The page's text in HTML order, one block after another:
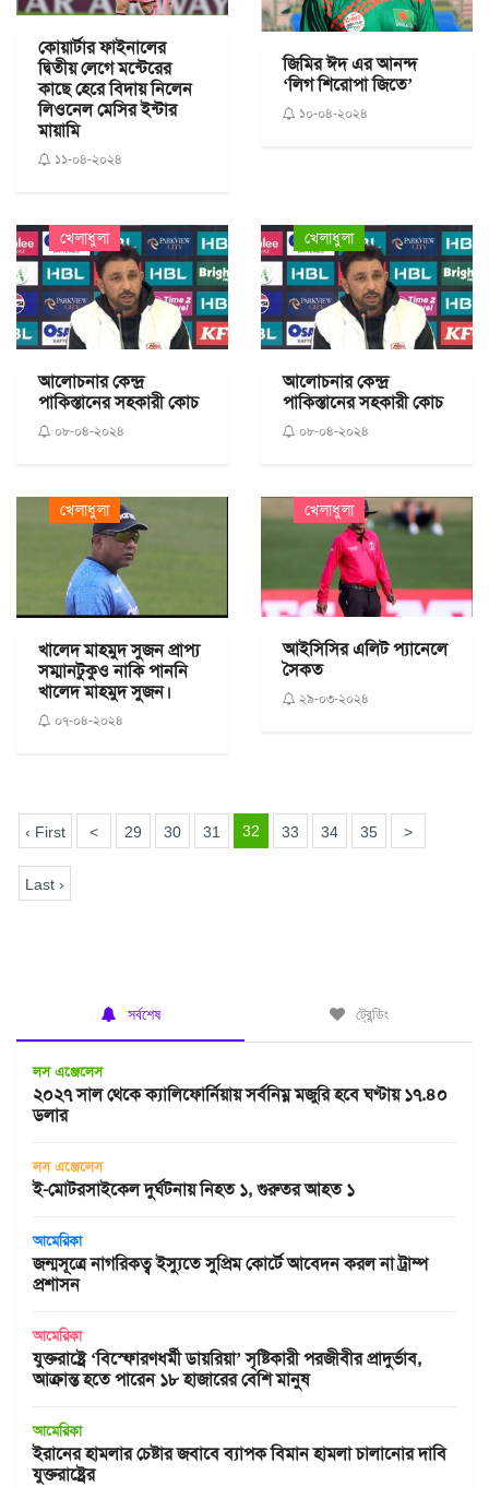
কোয়ার্টার ফাইনালের
দ্বিতীয় লেগে মন্টেরের
কাছে হেরে বিদায় নিলেন
লিওনেল মেসির ইন্টার
মায়ামি
১১-০৪-২০২৪
জিমির ঈদ এর আনন্দ
‘লিগ শিরোপা জিতে’
১০-০৪-২০২৪
খেলাধুলা
আলোচনার কেন্দ্র
পাকিস্তানের সহকারী কোচ
০৮-০৪-২০২৪
খেলাধুলা
আলোচনার কেন্দ্র
পাকিস্তানের সহকারী কোচ
০৮-০৪-২০২৪
খেলাধুলা
খালেদ মাহমুদ সুজন প্রাপ্য
সম্মানটুকুও নাকি পাননি
খালেদ মাহমুদ সুজন।
০৭-০৪-২০২৪
খেলাধুলা
আইসিসির এলিট প্যানেলে
সৈকত
২৯-০৩-২০২৪
‹ First < 29 30 31 32 33 34 35 >
Last ›
সর্বশেষ ট্রেন্ডিং
লস এঞ্জেলেস
২০২৭ সাল থেকে ক্যালিফোর্নিয়ায় সর্বনিম্ন মজুরি হবে ঘণ্টায় ১৭.৪০
ডলার
লস এঞ্জেলেস
ই-মোটরসাইকেল দুর্ঘটনায় নিহত ১, গুরুতর আহত ১
আমেরিকা
জন্মসূত্রে নাগরিকত্ব ইস্যুতে সুপ্রিম কোর্টে আবেদন করল না ট্রাম্প
প্রশাসন
আমেরিকা
যুক্তরাষ্ট্রে ‘বিস্ফোরণধর্মী ডায়রিয়া’ সৃষ্টিকারী পরজীবীর প্রাদুর্ভাব,
আক্রান্ত হতে পারেন ১৮ হাজারের বেশি মানুষ
আমেরিকা
ইরানের হামলার চেষ্টার জবাবে ব্যাপক বিমান হামলা চালানোর দাবি
যুক্তরাষ্ট্রের